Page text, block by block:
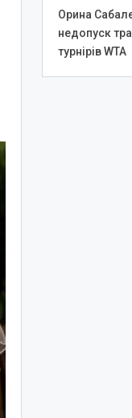
Орина
недопуск
турнірів WTA